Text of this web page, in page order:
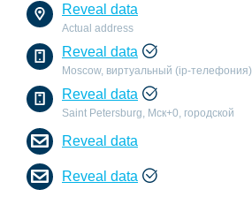
Reveal data
Actual address
Reveal data
Moscow, виртуальный (ip-телефония)
Reveal data
Saint Petersburg, Мск+0, городской
Reveal data
Reveal data